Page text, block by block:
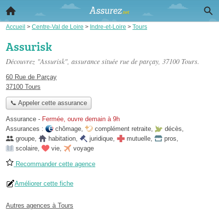
Accueil > Centre-Val de Loire > Indre-et-Loire > Tours
Assurisk
Découvrez "Assurisk", assurance située rue de parçay, 37100 Tours.
60 Rue de Parçay
37100 Tours
📞 Appeler cette assurance
Assurance - Fermée, ouvre demain à 9h
Assurances :
chômage, complément retraite, décès,
groupe, habitation, juridique, mutuelle, pros,
scolaire, vie, voyage
Recommander cette agence
Améliorer cette fiche
Autres agences à Tours